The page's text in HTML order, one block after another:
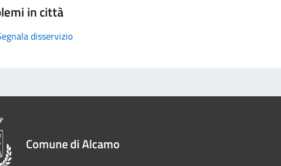
in città
disservizio
Comune di Alcamo